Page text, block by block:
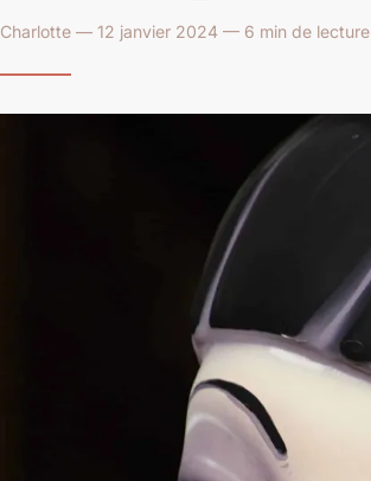
Charlotte — 12 janvier 2024 — 6 min de lecture